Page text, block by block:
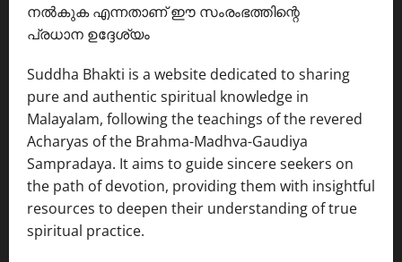
നൽകുക എന്നതാണ് ഈ സംരംഭത്തിന്റെ
പ്രധാന ഉദ്ദേശ്യം
Suddha Bhakti is a website dedicated to sharing
pure and authentic spiritual knowledge in
Malayalam, following the teachings of the revered
Acharyas of the Brahma-Madhva-Gaudiya
Sampradaya. It aims to guide sincere seekers on
the path of devotion, providing them with insightful
resources to deepen their understanding of true
spiritual practice.